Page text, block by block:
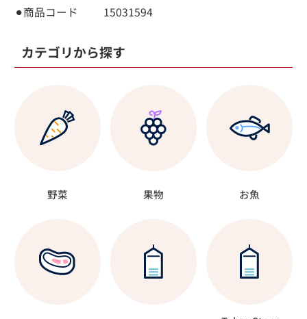
⚫︎商品コード 15031594
カテゴリから探す
野菜 果物 お魚